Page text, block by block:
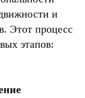
и
Этот процесс
этапов: